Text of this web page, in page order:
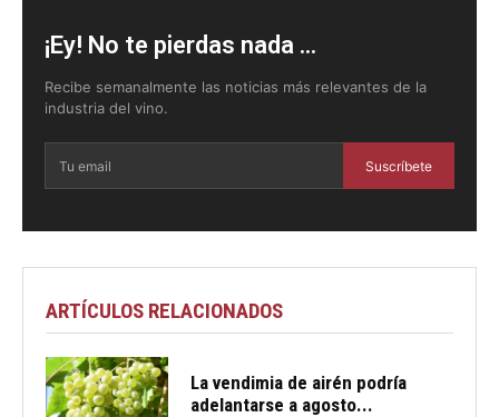
¡Ey! No te pierdas nada ...
Recibe semanalmente las noticias más relevantes de la
industria del vino.
Suscríbete
ARTÍCULOS RELACIONADOS
La vendimia de airén podría
adelantarse a agosto...